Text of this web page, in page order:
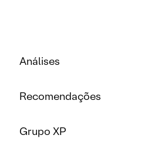
Análises
Recomendações
Grupo XP